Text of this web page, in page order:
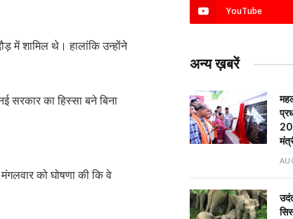
में शामिल थे। हालांकि उन्होंने
सरकार का हिस्सा बने बिना
को घोषणा की कि वे
YouTube
अन्य ख़बरें